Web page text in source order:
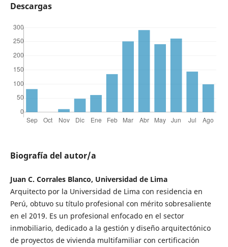
Descargas
Biografía del autor/a
Juan C. Corrales Blanco, Universidad de Lima
Arquitecto por la Universidad de Lima con residencia en
Perú, obtuvo su título profesional con mérito sobresaliente
en el 2019. Es un profesional enfocado en el sector
inmobiliario, dedicado a la gestión y diseño arquitectónico
de proyectos de vivienda multifamiliar con certificación